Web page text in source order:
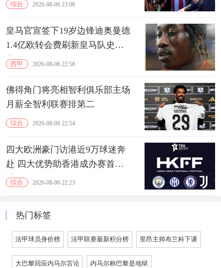
综合 2026-08-06 23:08
皇马官宣签下19岁边锋迪奥曼德
1.4亿欧转会费刷新皇马队史纪
录西甲 2026-08-06 22:58
佛得角门将亮相智利俱乐部主场
月薪全智利联赛排第二
综合 2026-08-06 22:54
四大欧洲豪门访港近9万球迷奔
赴 四大优势助香港成办赛首选
地综合 2026-08-06 22:23
热门标签
法甲球员身价榜 法甲联赛最新积分榜 里昂主帅布兰科下课
大巴黎回应内马尔言论 内马尔称巴黎是地狱